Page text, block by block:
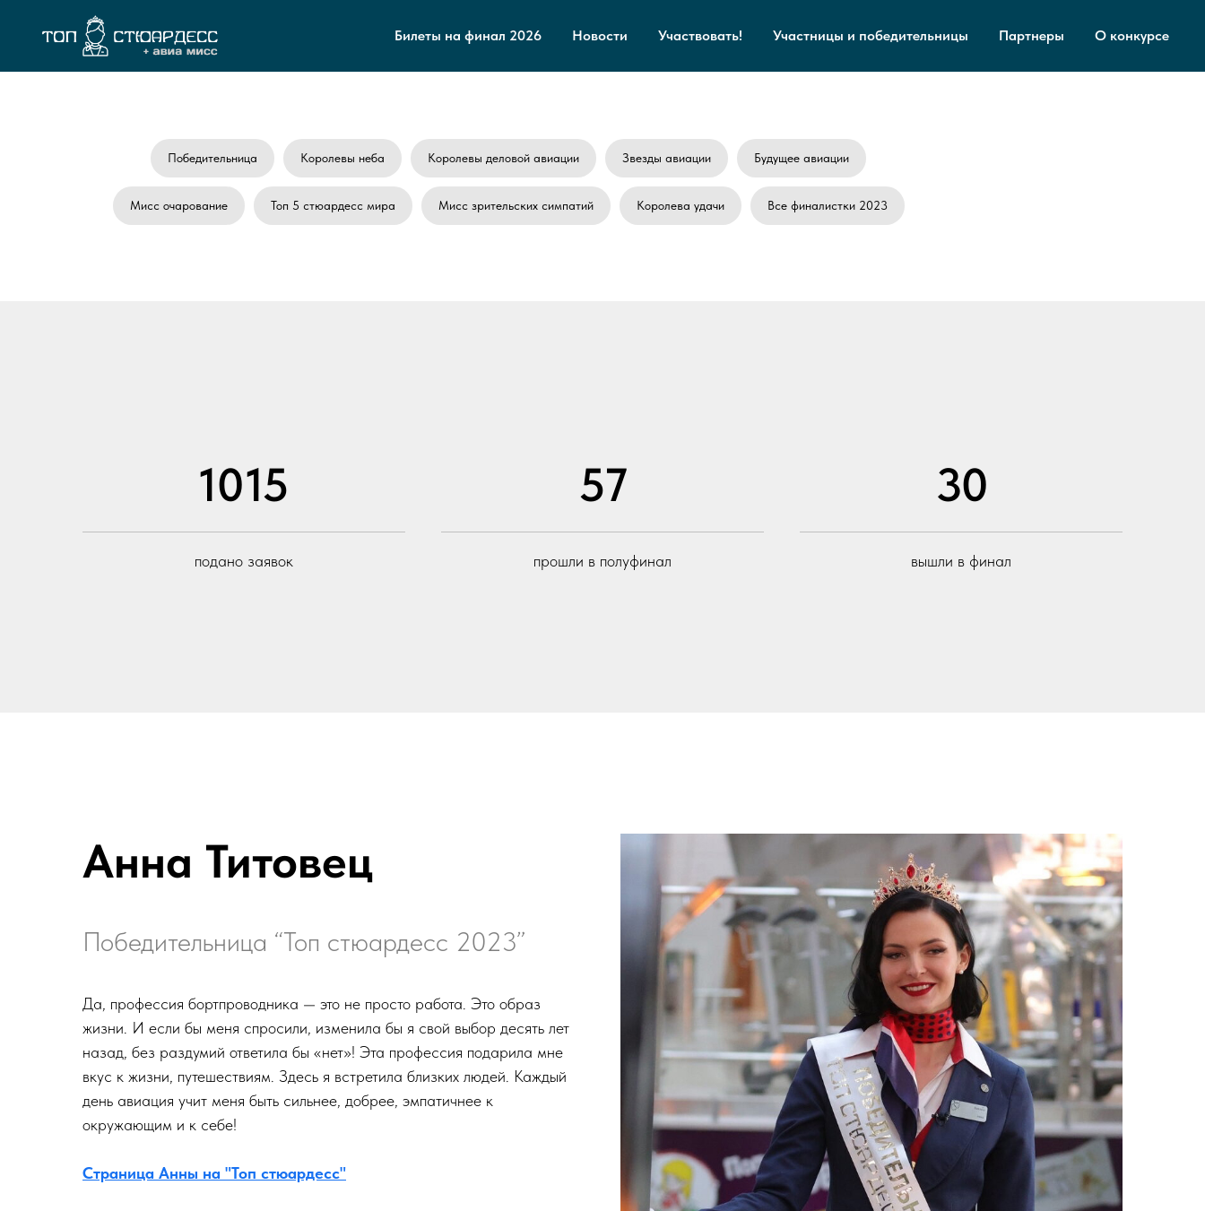
Билеты на финал 2026 Новости Участвовать! Участницы и победительницы Партнеры О конкурсе
Победительница Королевы неба Королевы деловой авиации Звезды авиации Будущее авиации
Мисс очарование Топ 5 стюардесс мира Мисс зрительских симпатий Королева удачи Все финалистки 2023
1015
подано заявок
57
прошли в полуфинал
30
вышли в финал
Анна Титовец
Победительница “Топ стюардесс 2023”
Да, профессия бортпроводника — это не просто работа. Это образ
жизни. И если бы меня спросили, изменила бы я свой выбор десять лет
назад, без раздумий ответила бы «нет»! Эта профессия подарила мне
вкус к жизни, путешествиям. Здесь я встретила близких людей. Каждый
день авиация учит меня быть сильнее, добрее, эмпатичнее к
окружающим и к себе!
Страница Анны на "Топ стюардесс"